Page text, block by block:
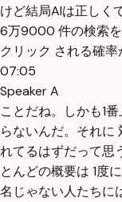
けど結局AIは正しく
6万9000 件の検索を
クリック される確
07:05
Speaker A
ことだね。しかも1
らないんだ。それに
れてるはずだって思
とんどの概要は 1度
名じゃない人たちに